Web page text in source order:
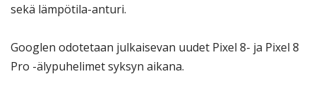
sekä lämpötila-anturi.
Googlen odotetaan julkaisevan uudet Pixel 8- ja Pixel 8
Pro -älypuhelimet syksyn aikana.